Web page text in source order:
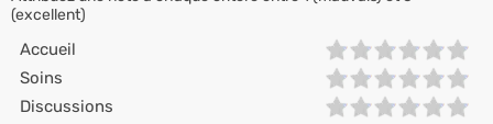
(excellent)
Accueil
Soins
Discussions